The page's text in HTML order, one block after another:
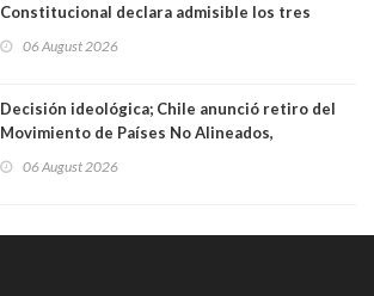
Constitucional declara admisible los tres
06 August 2026
Decisión ideológica; Chile anunció retiro del
Movimiento de Países No Alineados,
1971. Excanciller Insulza lamentó decisión
06 August 2026